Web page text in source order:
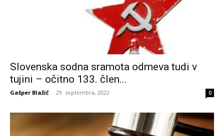
Slovenska sodna sramota odmeva tudi v
tujini – očitno 133. člen...
Gašper Blažič - 29. septembra, 2022 0